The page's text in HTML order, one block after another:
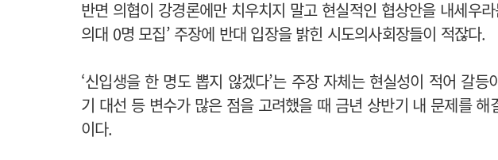
반면 의협이 강경론에만 치우치지 말고 현실적인 협상안을 내세우
의대 0명 모집’ 주장에 반대 입장을 밝힌 시도의사회장들이 적잖다.
‘신입생을 한 명도 뽑지 않겠다’는 주장 자체는 현실성이 적어 갈
기 대선 등 변수가 많은 점을 고려했을 때 금년 상반기 내 문제를 해
이다.